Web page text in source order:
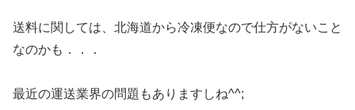
送料に関しては、北海道から冷凍便なので仕方がないこと
なのかも．．．
最近の運送業界の問題もありますしね^^;